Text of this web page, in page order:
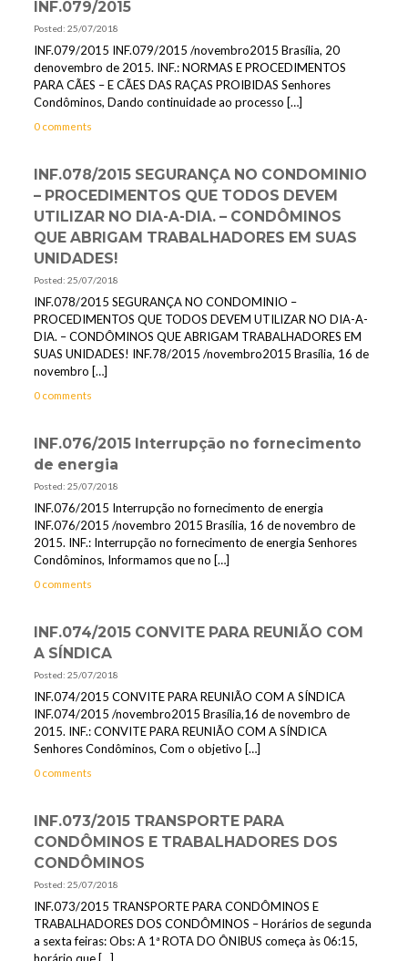
INF.079/2015
Posted: 25/07/2018
INF.079/2015 INF.079/2015 /novembro2015 Brasília, 20
denovembro de 2015. INF.: NORMAS E PROCEDIMENTOS
PARA CÃES – E CÃES DAS RAÇAS PROIBIDAS Senhores
Condôminos, Dando continuidade ao processo […]
0 comments
INF.078/2015 SEGURANÇA NO CONDOMINIO
– PROCEDIMENTOS QUE TODOS DEVEM
UTILIZAR NO DIA-A-DIA. – CONDÔMINOS
QUE ABRIGAM TRABALHADORES EM SUAS
UNIDADES!
Posted: 25/07/2018
INF.078/2015 SEGURANÇA NO CONDOMINIO –
PROCEDIMENTOS QUE TODOS DEVEM UTILIZAR NO DIA-A-
DIA. – CONDÔMINOS QUE ABRIGAM TRABALHADORES EM
SUAS UNIDADES! INF.78/2015 /novembro2015 Brasília, 16 de
novembro […]
0 comments
INF.076/2015 Interrupção no fornecimento
de energia
Posted: 25/07/2018
INF.076/2015 Interrupção no fornecimento de energia
INF.076/2015 /novembro 2015 Brasília, 16 de novembro de
2015. INF.: Interrupção no fornecimento de energia Senhores
Condôminos, Informamos que no […]
0 comments
INF.074/2015 CONVITE PARA REUNIÃO COM
A SÍNDICA
Posted: 25/07/2018
INF.074/2015 CONVITE PARA REUNIÃO COM A SÍNDICA
INF.074/2015 /novembro2015 Brasília,16 de novembro de
2015. INF.: CONVITE PARA REUNIÃO COM A SÍNDICA
Senhores Condôminos, Com o objetivo […]
0 comments
INF.073/2015 TRANSPORTE PARA
CONDÔMINOS E TRABALHADORES DOS
CONDÔMINOS
Posted: 25/07/2018
INF.073/2015 TRANSPORTE PARA CONDÔMINOS E
TRABALHADORES DOS CONDÔMINOS – Horários de segunda
a sexta feiras: Obs: A 1ª ROTA DO ÔNIBUS começa às 06:15,